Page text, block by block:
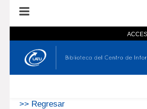
En el catálogo En
>> Regresar